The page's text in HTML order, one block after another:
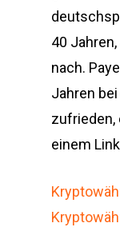
40
nach.
Jahren
zufrieden,
einem